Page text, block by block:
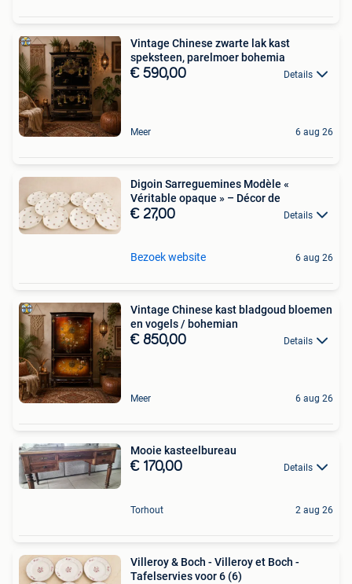
Vintage Chinese zwarte lak kast
speksteen, parelmoer bohemia
€ 590,00 Details
Meer 6 aug 26
Digoin Sarreguemines Modèle «
Véritable opaque » – Décor de
€ 27,00 Details
Bezoek website 6 aug 26
Vintage Chinese kast bladgoud bloemen
en vogels / bohemian
€ 850,00 Details
Meer 6 aug 26
Mooie kasteelbureau
€ 170,00 Details
Torhout 2 aug 26
Villeroy & Boch - Villeroy et Boch -
Tafelservies voor 6 (6)